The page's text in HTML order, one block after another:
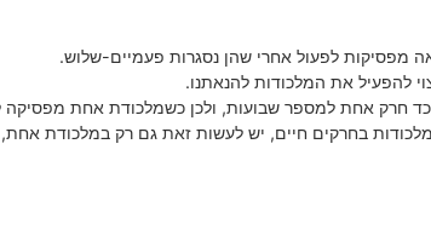
מפסיקות לפעול אחרי שהן נסגרות פעמיים-שלוש.
להפעיל את המלכודות להנאתנו.
חרק אחת למספר שבועות, ולכן כשמלכודת אחת
בחרקים חיים, יש לעשות זאת גם רק במלכודת